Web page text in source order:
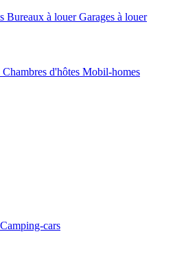
Bureaux à louer Garages à louer
Chambres d'hôtes Mobil-homes
Camping-cars